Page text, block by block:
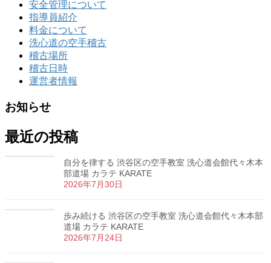
安全管理について
指導員紹介
料金について
洗心道の空手稽古
稽古場所
稽古日時
運営者情報
お知らせ
最近の投稿
自分を律する 渋谷区の空手教室 洗心道会館代々木本
部道場 カラテ KARATE
2026年7月30日
歩み続ける 渋谷区の空手教室 洗心道会館代々木本部
道場 カラテ KARATE
2026年7月24日